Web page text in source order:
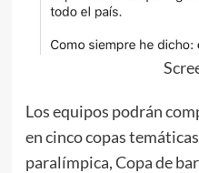
Los equipos podrán
en cinco copas
paralímpica, Copa de